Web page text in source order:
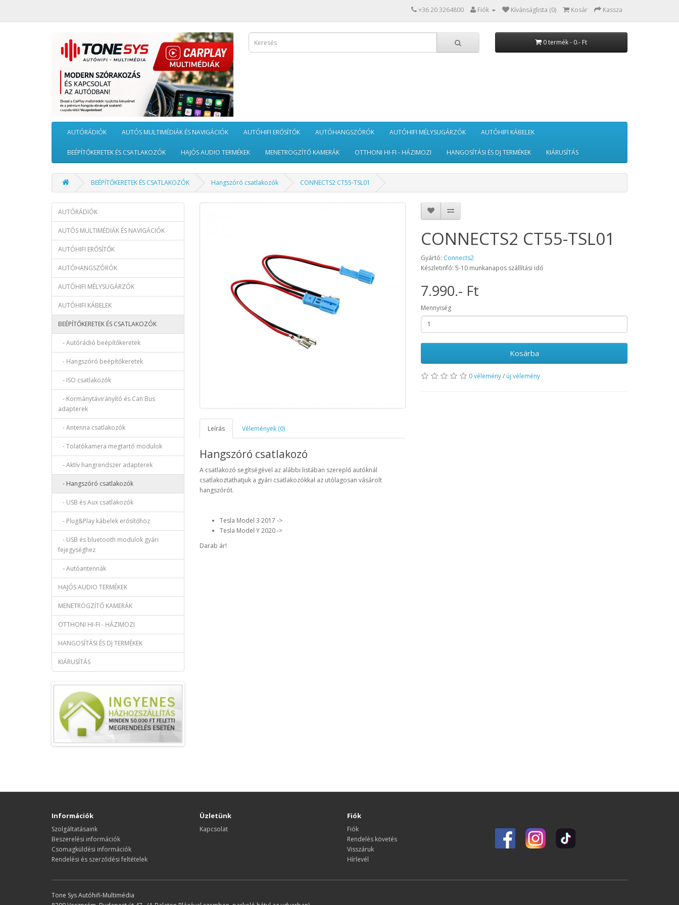
+36 20 3264800 Fiók Kívánságlista (0) Kosár Kassza
0 termék - 0.- Ft
AUTÓRÁDIÓK AUTÓS MULTIMÉDIÁK ÉS NAVIGÁCIÓK AUTÓHIFI ERŐSÍTŐK AUTÓHANGSZÓRÓK AUTÓHIFI MÉLYSUGÁRZÓK AUTÓHIFI KÁBELEK
BEÉPÍTŐKERETEK ÉS CSATLAKOZÓK HAJÓS AUDIO TERMÉKEK MENETRÖGZÍTŐ KAMERÁK OTTHONI HI-FI - HÁZIMOZI HANGOSÍTÁSI ÉS DJ TERMÉKEK KIÁRUSÍTÁS
BEÉPÍTŐKERETEK ÉS CSATLAKOZÓK Hangszóró csatlakozók CONNECTS2 CT55-TSL01
AUTÓRÁDIÓK
AUTÓS MULTIMÉDIÁK ÉS NAVIGÁCIÓK
AUTÓHIFI ERŐSÍTŐK
AUTÓHANGSZÓRÓK
AUTÓHIFI MÉLYSUGÁRZÓK
AUTÓHIFI KÁBELEK
BEÉPÍTŐKERETEK ÉS CSATLAKOZÓK
- Autórádió beépítőkeretek
- Hangszóró beépítőkeretek
- ISO csatlakozók
- Kormánytávirányító és Can Bus
adapterek
- Antenna csatlakozók
- Tolatókamera megtartó modulok
- Aktív hangrendszer adapterek
- Hangszóró csatlakozók
- USB és Aux csatlakozók
- Plug&Play kábelek erősítőhöz
- USB és bluetooth modulok gyári
fejegységhez
- Autóantennák
HAJÓS AUDIO TERMÉKEK
MENETRÖGZÍTŐ KAMERÁK
OTTHONI HI-FI - HÁZIMOZI
HANGOSÍTÁSI ÉS DJ TERMÉKEK
KIÁRUSÍTÁS
Leírás Vélemények (0)
Hangszóró csatlakozó
A csatlakozó segítségével az alábbi listában szereplő autóknál
csatlakoztathatjuk a gyári csatlakozókkal az utólagosan vásárolt
hangszórót.
Tesla Model 3 2017 ->
Tesla Model Y 2020 ->
Darab ár!
CONNECTS2 CT55-TSL01
Gyártó: Connects2
Készletinfó: 5-10 munkanapos szállítási idő
7.990.- Ft
Mennyiség
Kosárba
0 vélemény/ új vélemény
Információk
Szolgáltatásaink
Beszerelési információk
Csomagküldési információk
Rendelési és szerződési feltételek
Üzletünk
Kapcsolat
Fiók
Fiók
Rendelés követés
Visszáruk
Hírlevél
Tone Sys Autóhifi-Multimédia